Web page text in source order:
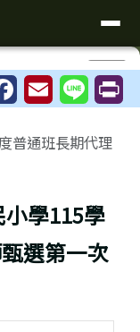
⏸
普通班長期代理
學115學
選第一次